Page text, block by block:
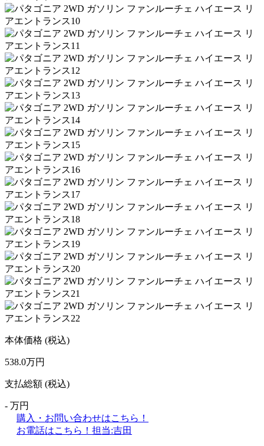
本体価格 (税込)
538.0万円
支払総額 (税込)
- 万円
購入・お問い合わせはこちら！
お電話はこちら！ 担当:吉田